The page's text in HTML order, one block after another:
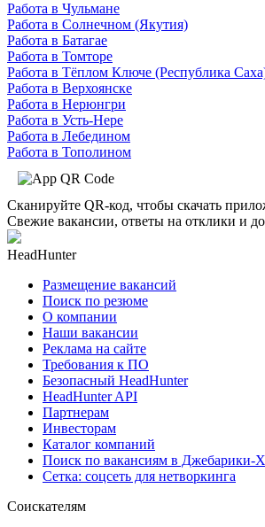
Работа в Чульмане
Работа в Солнечном (Якутия)
Работа в Батагае
Работа в Томторе
Работа в Тёплом Ключе (Республика
Работа в Верхоянске
Работа в Нерюнгри
Работа в Усть-Нере
Работа в Лебедином
Работа в Тополином
Сканируйте QR-код, чтобы скачать
Свежие вакансии, ответы на отклики и
HeadHunter
Размещение вакансий
Поиск по резюме
О компании
Наши вакансии
Реклама на сайте
Требования к ПО
Безопасный HeadHunter
HeadHunter API
Партнерам
Инвесторам
Каталог компаний
Поиск по вакансиям в Джебарики-
Сетка: соцсеть для нетворкинга
Соискателям